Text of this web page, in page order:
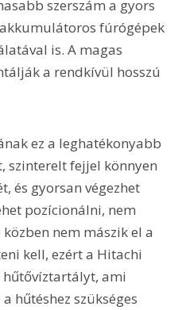
szerszám a gyors
fúrógépek
is. A magas
a rendkívül hosszú
ez a leghatékonyabb
szinterelt fejjel könnyen
és gyorsan végezhet
pozícionálni, nem
nem mászik el a
kell, ezért a Hitachi
ami
hűtéshez szükséges